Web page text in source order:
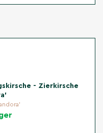
- Zierkirsche